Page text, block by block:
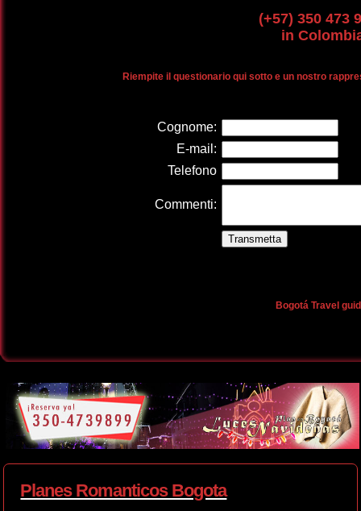
(+57) 350 473
in
Riempite il questionario qui sotto e un nostro
Cognome:
E-mail:
Telefono
Commenti:
Bogotá Travel
Planes Romanticos Bogota